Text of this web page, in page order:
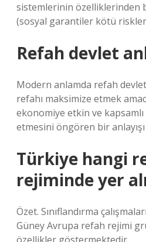
sistemlerinin özelliklerinden
(sosyal garantiler kötü
Refah devlet
Modern anlamda refah
refahı maksimize etmek
ekonomiye etkin ve
etmesini öngören bir
Türkiye hangi
rejiminde yer
Özet. Sınıflandırma
Güney Avrupa refah rejimi